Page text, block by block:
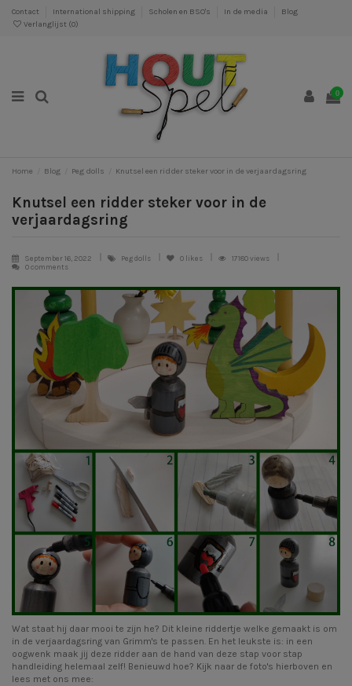
Contact International shipping Scholen en BSO's In de media
Blog
Verlanglijst (0)
0
Home Blog Peg dolls Knutsel een ridder steker voor in de verjaardagsring
Knutsel een ridder steker voor in de
verjaardagsring
September 16, 2022 Peg dolls 0 likes
17180 views
0 comments
Wat staat hij daar mooi te zijn he? Dit kleine riddertje welke gemaakt is om
in de verjaardagsring van Grimm's te passen. En het leukste is: in een
oogwenk maak jij deze ridder aan de hand van deze stap voor stap
handleiding helemaal zelf! Benieuwd hoe? Kijk naar de foto's hierboven en
lees met ons mee: